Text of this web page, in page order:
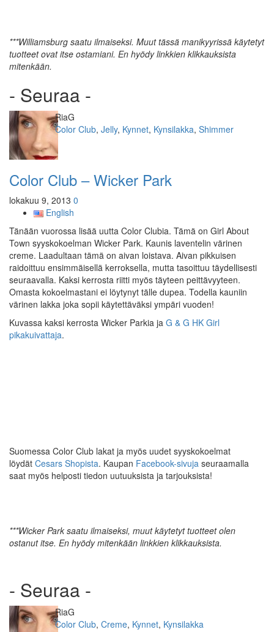
***Williamsburg saatu ilmaiseksi. Muut tässä manikyyrissä käytetyt
tuotteet ovat itse ostamiani. En hyödy linkkien klikkauksista
mitenkään.
- Seuraa -
Kirjoittaja
RiaG
Kategoriat
Color Club, Jelly, Kynnet, Kynsilakka, Shimmer
Color Club – Wicker Park
lokakuu 9, 2013 0
English
Tänään vuorossa lisää uutta Color Clubia. Tämä on Girl About
Town syyskokoelman Wicker Park. Kaunis laventelin värinen
creme. Laadultaan tämä on aivan loistava. Aivan pikkuisen
raidoittuu ensimmäisellä kerroksella, mutta tasoittuu täydellisesti
seuraavalla. Kaksi kerrosta riitti myös täyteen peittävyyteen.
Omasta kokoelmastani ei löytynyt tälle dupea. Todella kauniin
värinen lakka joka sopii käytettäväksi ympäri vuoden!
Kuvassa kaksi kerrosta Wicker Parkia ja G & G HK Girl
pikakuivattaja.
Suomessa Color Club lakat ja myös uudet syyskokoelmat
löydät Cesars Shopista. Kaupan Facebook-sivuja seuraamalla
saat myös helposti tiedon uutuuksista ja tarjouksista!
***Wicker Park saatu ilmaiseksi, muut käytetyt tuotteet olen
ostanut itse. En hyödy mitenkään linkkien klikkauksista.
- Seuraa -
Kirjoittaja
RiaG
Kategoriat
Color Club, Creme, Kynnet, Kynsilakka